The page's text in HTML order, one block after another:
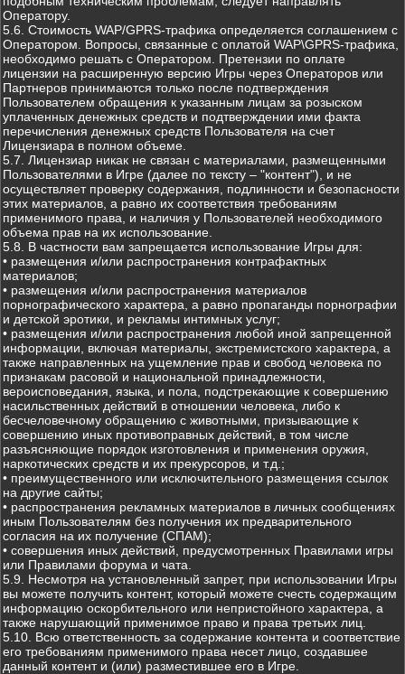
Оператору.
5.6. Стоимость WAP/GPRS-трафика определяется соглашением с
Оператором. Вопросы, связанные с оплатой WAP\GPRS-трафика,
необходимо решать с Оператором. Претензии по оплате
лицензии на расширенную версию Игры через Операторов или
Партнеров принимаются только после подтверждения
Пользователем обращения к указанным лицам за розыском
уплаченных денежных средств и подтверждении ими факта
перечисления денежных средств Пользователя на счет
Лицензиара в полном объеме.
5.7. Лицензиар никак не связан с материалами, размещенными
Пользователями в Игре (далее по тексту – "контент"), и не
осуществляет проверку содержания, подлинности и безопасности
этих материалов, а равно их соответствия требованиям
применимого права, и наличия у Пользователей необходимого
объема прав на их использование.
5.8. В частности вам запрещается использование Игры для:
• размещения и/или распространения контрафактных
материалов;
• размещения и/или распространения материалов
порнографического характера, а равно пропаганды порнографии
и детской эротики, и рекламы интимных услуг;
• размещения и/или распространения любой иной запрещенной
информации, включая материалы, экстремистского характера, а
также направленных на ущемление прав и свобод человека по
признакам расовой и национальной принадлежности,
вероисповедания, языка, и пола, подстрекающие к совершению
насильственных действий в отношении человека, либо к
бесчеловечному обращению с животными, призывающие к
совершению иных противоправных действий, в том числе
разъясняющие порядок изготовления и применения оружия,
наркотических средств и их прекурсоров, и т.д.;
• преимущественного или исключительного размещения ссылок
на другие сайты;
• распространения рекламных материалов в личных сообщениях
иным Пользователям без получения их предварительного
согласия на их получение (СПАМ);
• совершения иных действий, предусмотренных Правилами игры
или Правилами форума и чата.
5.9. Несмотря на установленный запрет, при использовании Игры
вы можете получить контент, который можете счесть содержащим
информацию оскорбительного или непристойного характера, а
также нарушающий применимое право и права третьих лиц.
5.10. Всю ответственность за содержание контента и соответствие
его требованиям применимого права несет лицо, создавшее
данный контент и (или) разместившее его в Игре.